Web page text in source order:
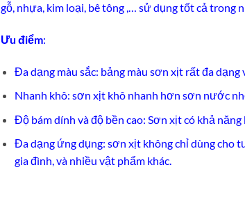
gỗ, nhựa, kim loại, bê tông ,… sử dụng tốt cả trong
Ưu điểm:
Đa dạng màu sắc: bảng màu sơn xịt rất đa dạng
Nhanh khô: sơn xịt khô nhanh hơn sơn nước
Độ bám dính và độ bền cao: Sơn xịt có khả
Đa dạng ứng dụng: sơn xịt không chỉ dùng cho
gia đình, và nhiều vật phẩm khác.